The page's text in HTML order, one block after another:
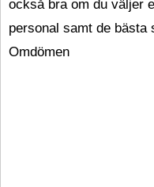
också bra om du väljer
personal samt de bästa
Omdömen